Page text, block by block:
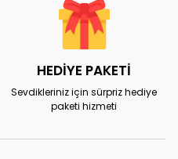
HEDİYE PAKETİ
Sevdikleriniz için sürpriz hediye
paketi hizmeti